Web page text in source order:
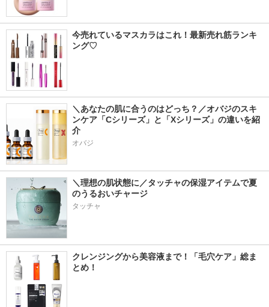
今売れているマスカラはこれ！最新売れ筋ランキ
ング♡
＼あなたの肌に合うのはどっち？／オバジのスキ
ンケア「Cシリーズ」と「Xシリーズ」の違いを紹
介
オバジ
＼理想の肌状態に／タッチャの保湿アイテムで夏
のうるおいチャージ
タッチャ
クレンジングから美容液まで！「毛穴ケア」総ま
とめ！